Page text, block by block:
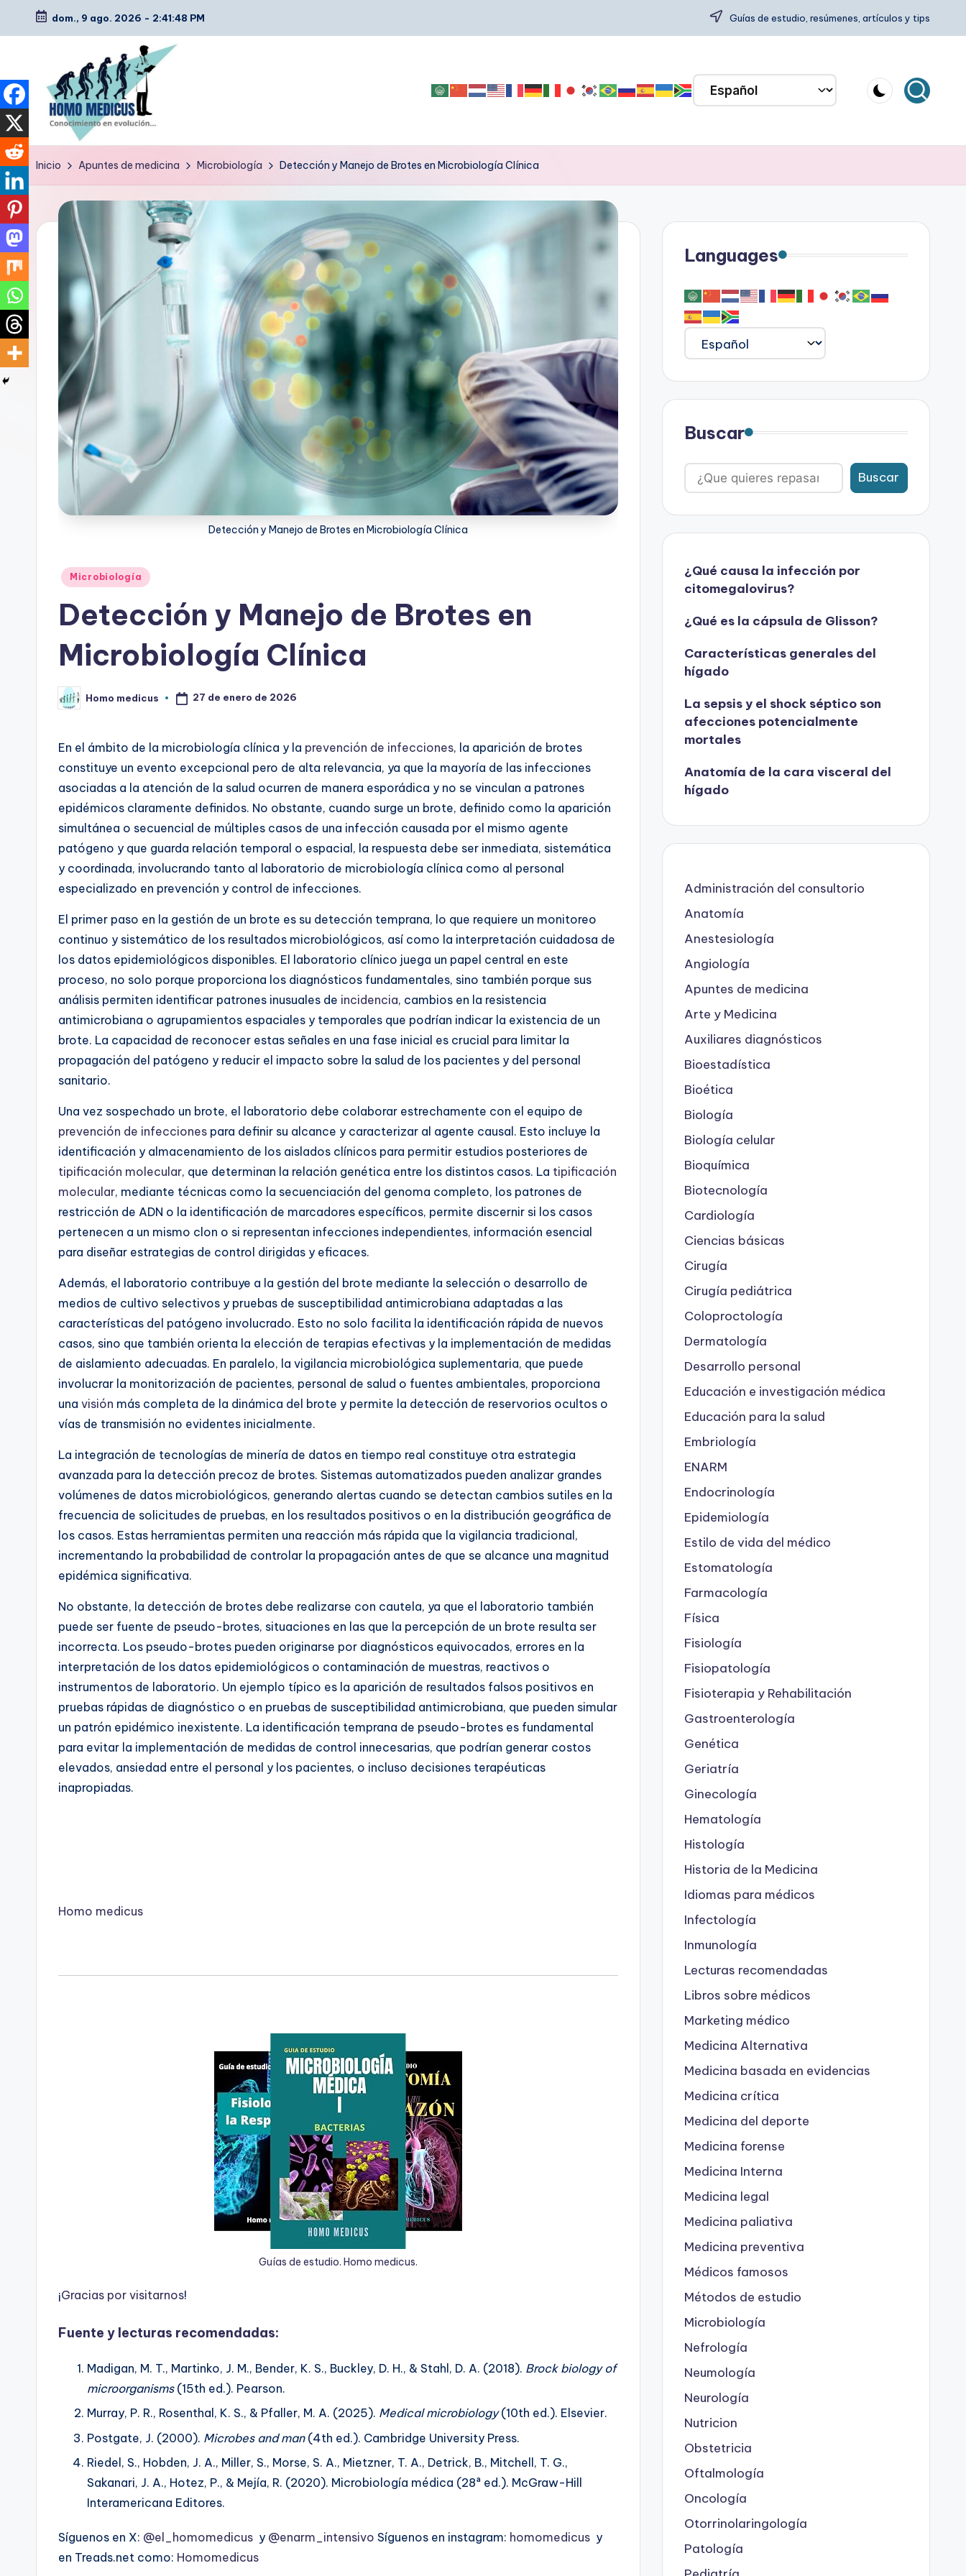
Saltar
contenido
dom., 9 ago. 2026 - 2:41:49 PM Guías de estudio, resúmenes, artículos y tips
H
o
m
m
Guías
estudio,
resúmenes,
artículos
Inicio Apuntes de medicina Microbiología Detección y Manejo de Brotes en Microbiología Clínica
Detección y Manejo de Brotes en Microbiología Clínica
Publicado
Microbiología
Detección y Manejo de Brotes en
Microbiología Clínica
Publicado
por
Homo medicus 27 de enero de 2026
En el ámbito de la microbiología clínica y la prevención de infecciones, la aparición de brotes
constituye un evento excepcional pero de alta relevancia, ya que la mayoría de las infecciones
asociadas a la atención de la salud ocurren de manera esporádica y no se vinculan a patrones
epidémicos claramente definidos. No obstante, cuando surge un brote, definido como la aparición
simultánea o secuencial de múltiples casos de una infección causada por el mismo agente
patógeno y que guarda relación temporal o espacial, la respuesta debe ser inmediata, sistemática
y coordinada, involucrando tanto al laboratorio de microbiología clínica como al personal
especializado en prevención y control de infecciones.
El primer paso en la gestión de un brote es su detección temprana, lo que requiere un monitoreo
continuo y sistemático de los resultados microbiológicos, así como la interpretación cuidadosa de
los datos epidemiológicos disponibles. El laboratorio clínico juega un papel central en este
proceso, no solo porque proporciona los diagnósticos fundamentales, sino también porque sus
análisis permiten identificar patrones inusuales de incidencia, cambios en la resistencia
antimicrobiana o agrupamientos espaciales y temporales que podrían indicar la existencia de un
brote. La capacidad de reconocer estas señales en una fase inicial es crucial para limitar la
propagación del patógeno y reducir el impacto sobre la salud de los pacientes y del personal
sanitario.
Una vez sospechado un brote, el laboratorio debe colaborar estrechamente con el equipo de
prevención de infecciones para definir su alcance y caracterizar al agente causal . Esto incluye la
identificación y almacenamiento de los aislados clínicos para permitir estudios posteriores de
tipificación molecular, que determinan la relación genética entre los distintos casos. La tipificación
molecular, mediante técnicas como la secuenciación del genoma completo, los patrones de
restricción de ADN o la identificación de marcadores específicos, permite discernir si los casos
pertenecen a un mismo clon o si representan infecciones independientes, información esencial
para diseñar estrategias de control dirigidas y eficaces.
Además, el laboratorio contribuye a la gestión del brote mediante la selección o desarrollo de
medios de cultivo selectivos y pruebas de susceptibilidad antimicrobiana adaptadas a las
características del patógeno involucrado. Esto no solo facilita la identificación rápida de nuevos
casos, sino que también orienta la elección de terapias efectivas y la implementación de medidas
de aislamiento adecuadas. En paralelo, la vigilancia microbiológica suplementaria, que puede
involucrar la monitorización de pacientes, personal de salud o fuentes ambientales, proporciona
una visión más completa de la dinámica del brote y permite la detección de reservorios ocultos o
vías de transmisión no evidentes inicialmente.
La integración de tecnologías de minería de datos en tiempo real constituye otra estrategia
avanzada para la detección precoz de brotes. Sistemas automatizados pueden analizar grandes
volúmenes de datos microbiológicos, generando alertas cuando se detectan cambios sutiles en la
frecuencia de solicitudes de pruebas, en los resultados positivos o en la distribución geográfica de
los casos. Estas herramientas permiten una reacción más rápida que la vigilancia tradicional,
incrementando la probabilidad de controlar la propagación antes de que se alcance una magnitud
epidémica significativa.
No obstante, la detección de brotes debe realizarse con cautela, ya que el laboratorio también
puede ser fuente de pseudo-brotes, situaciones en las que la percepción de un brote resulta ser
incorrecta. Los pseudo-brotes pueden originarse por diagnósticos equivocados, errores en la
interpretación de los datos epidemiológicos o contaminación de muestras, reactivos o
instrumentos de laboratorio. Un ejemplo típico es la aparición de resultados falsos positivos en
pruebas rápidas de diagnóstico o en pruebas de susceptibilidad antimicrobiana, que pueden simular
un patrón epidémico inexistente. La identificación temprana de pseudo-brotes es fundamental
para evitar la implementación de medidas de control innecesarias, que podrían generar costos
elevados, ansiedad entre el personal y los pacientes, o incluso decisiones terapéuticas
inapropiadas.
Homo medicus
Guías de estudio. Homo medicus.
¡Gracias por visitarnos!
Fuente y lecturas recomendadas:
Madigan, M. T., Martinko, J. M., Bender, K. S., Buckley, D. H., & Stahl, D. A. (2018). Brock biology of
microorganisms(15th ed.). Pearson.
Murray, P. R., Rosenthal, K. S., & Pfaller, M. A. (2025). Medical microbiology(10th ed.). Elsevier.
Postgate, J. (2000). Microbes and man(4th ed.). Cambridge University Press.
Riedel, S., Hobden, J. A., Miller, S., Morse, S. A., Mietzner, T. A., Detrick, B., Mitchell, T. G.,
Sakanari, J. A., Hotez, P., & Mejía, R. (2020). Microbiología médica (28ª ed.). McGraw-Hill
Interamericana Editores.
Síguenos en X: @el_homomedicus y @enarm_intensivo Síguenos en instagram: homomedicus y
en Treads.net como: Homomedicus
Languages
Buscar
Buscar
¿Qué causa la infección por
citomegalovirus?
¿Qué es la cápsula de Glisson?
Características generales del
hígado
La sepsis y el shock séptico son
afecciones potencialmente
mortales
Anatomía de la cara visceral del
hígado
Administración del consultorio
Anatomía
Anestesiología
Angiología
Apuntes de medicina
Arte y Medicina
Auxiliares diagnósticos
Bioestadística
Bioética
Biología
Biología celular
Bioquímica
Biotecnología
Cardiología
Ciencias básicas
Cirugía
Cirugía pediátrica
Coloproctología
Dermatología
Desarrollo personal
Educación e investigación médica
Educación para la salud
Embriología
ENARM
Endocrinología
Epidemiología
Estilo de vida del médico
Estomatología
Farmacología
Física
Fisiología
Fisiopatología
Fisioterapia y Rehabilitación
Gastroenterología
Genética
Geriatría
Ginecología
Hematología
Histología
Historia de la Medicina
Idiomas para médicos
Infectología
Inmunología
Lecturas recomendadas
Libros sobre médicos
Marketing médico
Medicina Alternativa
Medicina basada en evidencias
Medicina crítica
Medicina del deporte
Medicina forense
Medicina Interna
Medicina legal
Medicina paliativa
Medicina preventiva
Médicos famosos
Métodos de estudio
Microbiología
Nefrología
Neumología
Neurología
Nutricion
Obstetricia
Oftalmología
Oncología
Otorrinolaringología
Patología